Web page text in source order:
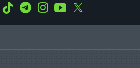
WhatsApp
Tiktok TelegramInstagramYoutube